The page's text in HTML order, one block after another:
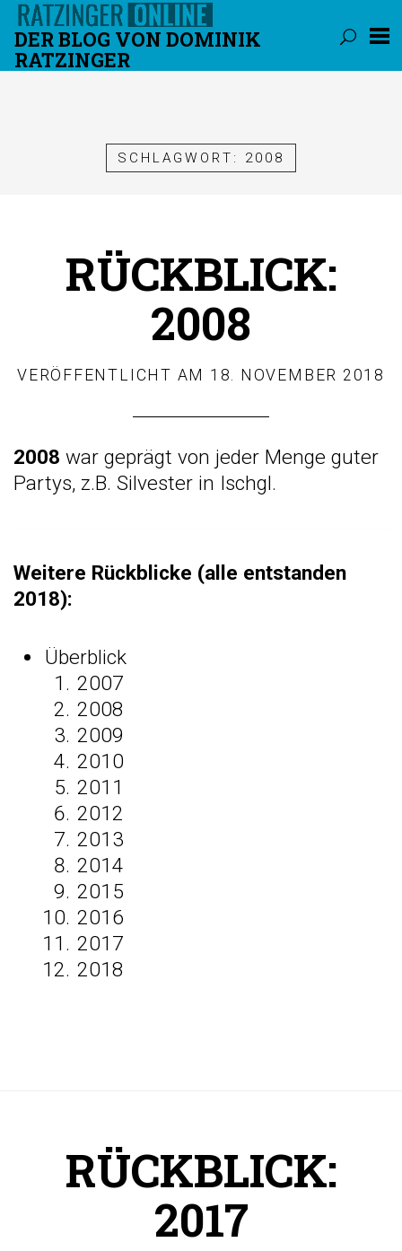
DER BLOG VON DOMINIK
RATZINGER
SCHLAGWORT: 2008
RÜCKBLICK:
2008
VERÖFFENTLICHT AM 18. NOVEMBER 2018
2008 war geprägt von jeder Menge guter
Partys, z.B. Silvester in Ischgl.
Weitere Rückblicke (alle entstanden
2018):
Überblick
2007
2008
2009
2010
2011
2012
2013
2014
2015
2016
2017
2018
RÜCKBLICK:
2017